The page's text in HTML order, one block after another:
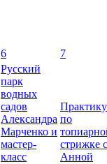
6 7
Русский
парк
водных
садов
Александра
Марченко и
мастер-
класс
по
стрижке с
Анной